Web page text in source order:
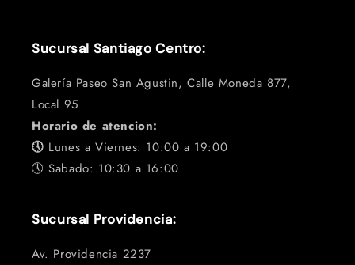
Sucursal Santiago Centro:
Galería Paseo San Agustin, Calle Moneda 877,
Local 95
Horario de atencion:
🕔 Lunes a Viernes: 10:00 a 19:00
🕔 Sabado: 10:30 a 16:00
Sucursal Providencia:
Av. Providencia 2237